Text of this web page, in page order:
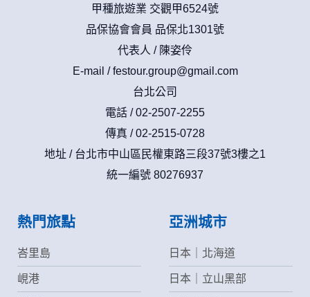
甲種旅遊業 交觀甲6524號
品保協會會員 品保北1301號
代表人 / 陳姿伶
E-mail /festour.group@gmail.com
台北公司
電話 / 02-2507-2255
傳真 / 02-2515-0728
地址 / 台北市中山區民權東路三段37號3樓之1
統一編號 80276937
熱門旅點
峇里島
峴港
亞洲城市
日本｜北海道
日本｜立山黑部